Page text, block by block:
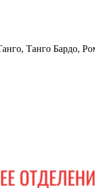
Танго Бардо,